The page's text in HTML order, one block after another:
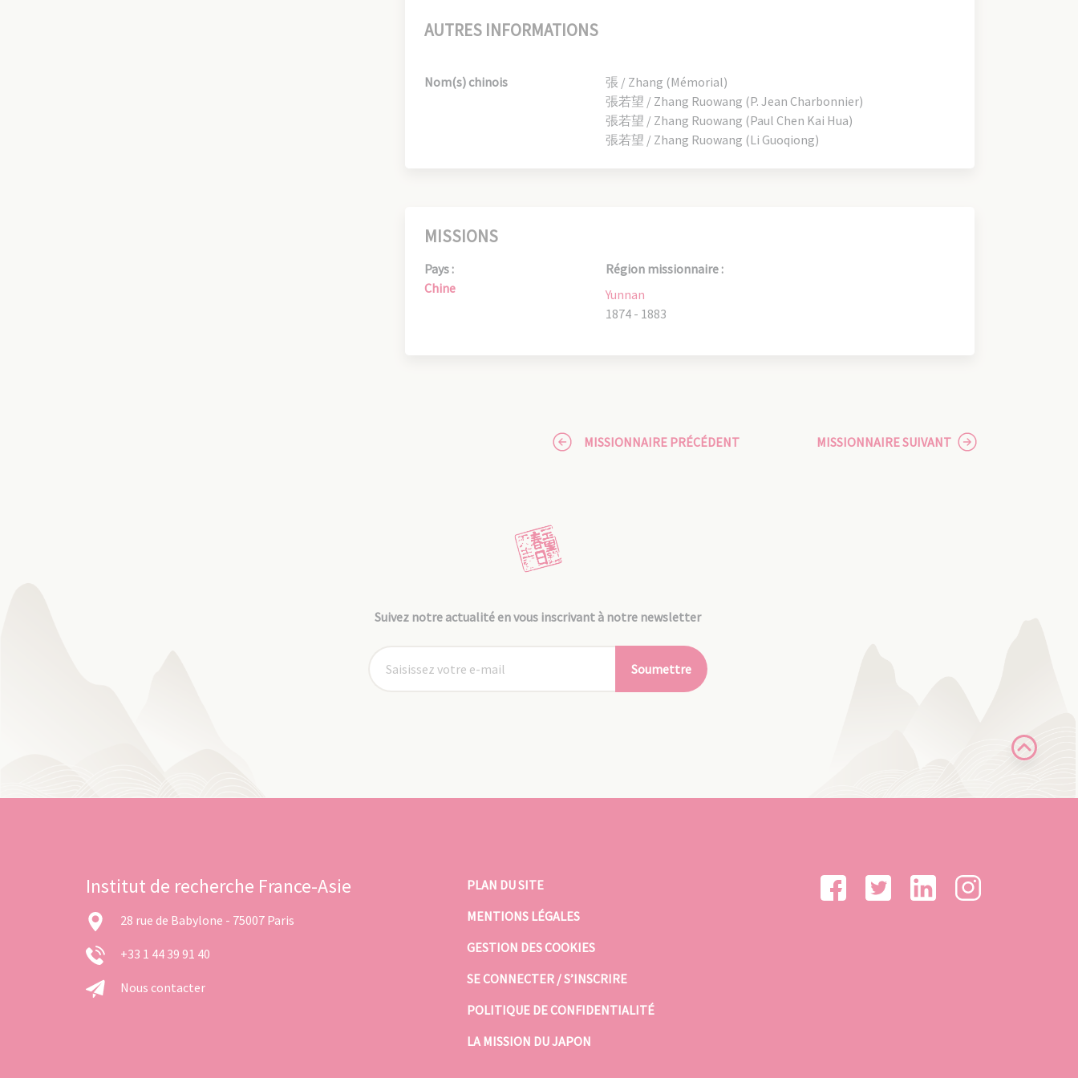
AUTRES INFORMATIONS
Nom(s) chinois
張 / Zhang (Mémorial)
張若望 / Zhang Ruowang (P. Jean Charbonnier)
張若望 / Zhang Ruowang (Paul Chen Kai Hua)
張若望 / Zhang Ruowang (Li Guoqiong)
MISSIONS
Pays :
Chine
Région missionnaire :
Yunnan
1874 - 1883
MISSIONNAIRE PRÉCÉDENT MISSIONNAIRE SUIVANT
Suivez notre actualité en vous inscrivant à notre newsletter
Soumettre
Institut de recherche France-Asie
28 rue de Babylone - 75007 Paris
+33 1 44 39 91 40
Nous contacter
PLAN DU SITE
MENTIONS LÉGALES
GESTION DES COOKIES
SE CONNECTER / S’INSCRIRE
POLITIQUE DE CONFIDENTIALITÉ
LA MISSION DU JAPON